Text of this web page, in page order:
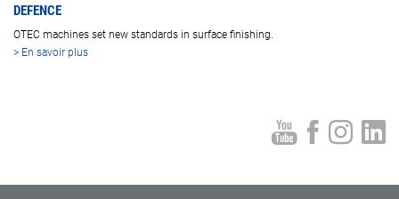
DEFENCE
OTEC machines set new standards in surface finishing.
> En savoir plus